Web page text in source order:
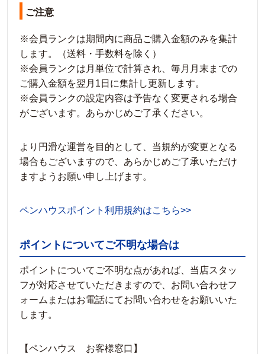
ご注意
※会員ランクは期間内に商品ご購入金額のみを集計
します。（送料・手数料を除く）
※会員ランクは月単位で計算され、毎月月末までの
ご購入金額を翌月1日に集計し更新します。
※会員ランクの設定内容は予告なく変更される場合
がございます。あらかじめご了承ください。
より円滑な運営を目的として、当規約が変更となる
場合もございますので、あらかじめご了承いただけ
ますようお願い申し上げます。
ペンハウスポイント利用規約はこちら>>
ポイントについてご不明な場合は
ポイントについてご不明な点があれば、当店スタッ
フが対応させていただきますので、お問い合わせフ
ォームまたはお電話にてお問い合わせをお願いいた
します。
【ペンハウス お客様窓口】